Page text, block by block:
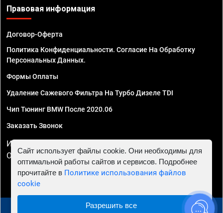
Правовая информация
Договор-Оферта
Политика Конфиденциальности. Согласие На Обработку
Персональных Данных.
Формы Оплаты
Удаление Сажевого Фильтра На Турбо Дизеле TDI
Чип Тюнинг BMW После 2020.06
Заказать Звонок
ИП Смирнов Георгий Павлович. ИНН 781302555843,
ОГРНИП 324470400032610
© 2010 - 2026 Чип тюнинг в Ростове-на-Дону -
Сайт использует файлы cookie. Они необходимы для
оптимальной работы сайтов и сервисов. Подробнее
прочитайте в Политике использования файлов
cookie
Разрешить все